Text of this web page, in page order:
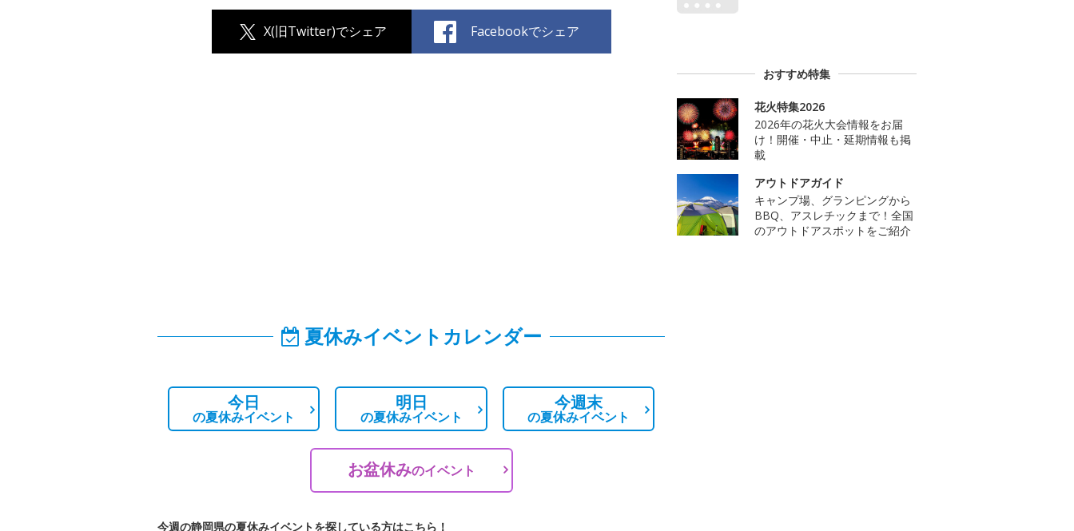
X(旧Twitter)でシェア Facebookでシェア
夏休みイベントカレンダー
今日
の夏休みイベント
明日
の夏休みイベント
今週末
の夏休みイベント
お盆休みのイベント
今週の静岡県の夏休みイベントを探している方はこちら！
おすすめ特集
花火特集2026
2026年の花火大会情報をお届
け！開催・中止・延期情報も掲
載
アウトドアガイド
キャンプ場、グランピングから
BBQ、アスレチックまで！全国
のアウトドアスポットをご紹介